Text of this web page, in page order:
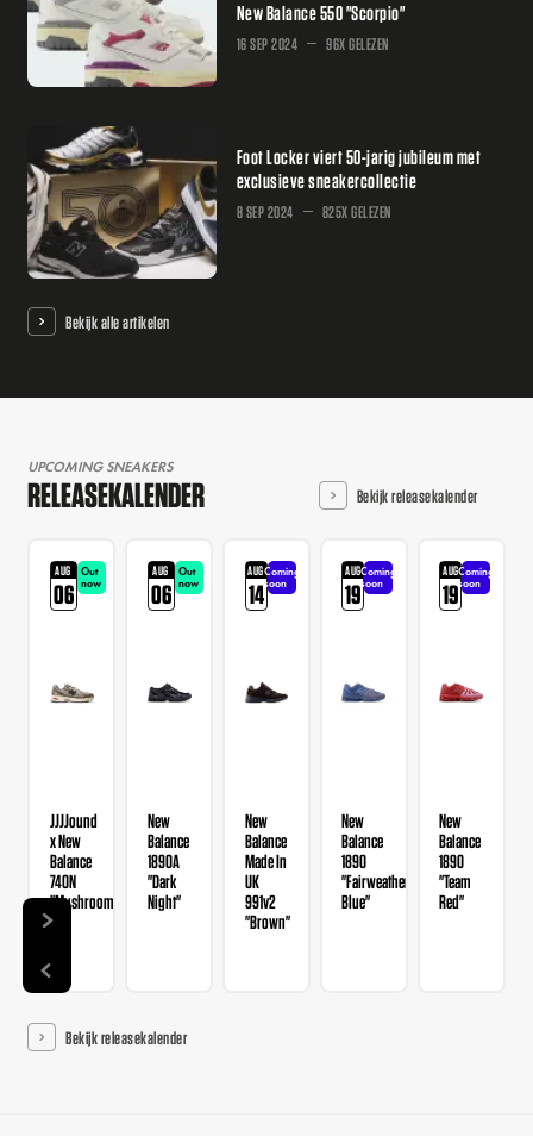
New Balance 550 "Scorpio"
16 SEP 2024 96X GELEZEN
Foot Locker viert 50-jarig jubileum met
exclusieve sneakercollectie
8 SEP 2024 825X GELEZEN
Bekijk alle artikelen
UPCOMING SNEAKERS
RELEASEKALENDER Bekijk releasekalender
AUG
06
Out
now
JJJJound
x New
Balance
740N
"Mushroom"
AUG
06
Out
now
New
Balance
1890A
"Dark
Night"
AUG
14
Coming
soon
New
Balance
Made In
UK
991v2
"Brown"
AUG
19
Coming
soon
New
Balance
1890
"Fairweather
Blue"
AUG
19
Coming
soon
New
Balance
1890
"Team
Red"
Bekijk releasekalender